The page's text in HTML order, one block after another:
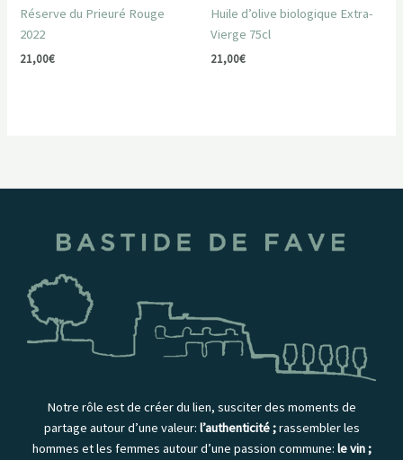
Réserve du Prieuré Rouge
2022
21,00€
Huile d’olive biologique Extra-
Vierge 75cl
21,00€
Notre rôle est de créer du lien, susciter des moments de
partage autour d’une valeur: l’authenticité ;rassembler les
hommes et les femmes autour d’une passion commune: le vin ;